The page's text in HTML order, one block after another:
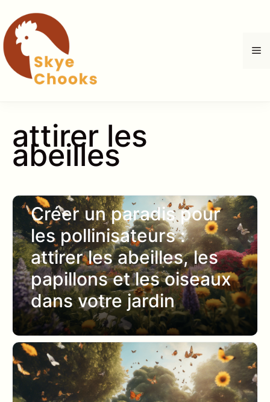
au
contenu
attirer les
abeilles
Créer un paradis pour
les pollinisateurs :
attirer les abeilles, les
papillons et les oiseaux
dans votre jardin